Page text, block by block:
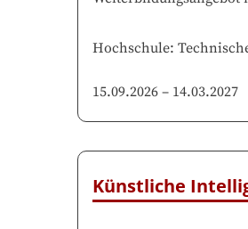
Hochschule:
15.09.2026 – 14.03.2027
Künstliche